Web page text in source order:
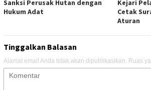
Sanksi Perusak Hutan dengan
Hukum Adat
Kejari
Cetak
Aturan
Tinggalkan Balasan
Alamat email Anda tidak akan dipublikasikan. Ruas